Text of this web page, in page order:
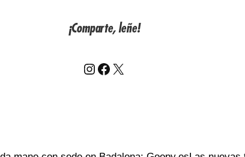
¡Comparte, leñe!
Instagram
Facebook
X